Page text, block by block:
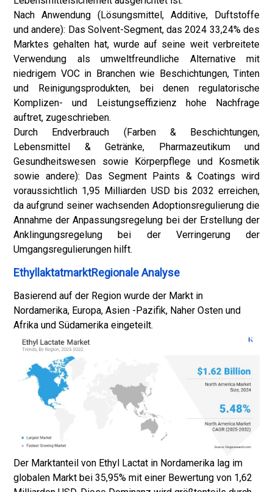
Nach Anwendung (Lösungsmittel, Additive, Duftstoffe
und andere): Das Solvent-Segment, das 2024 33,24% des
Marktes gehalten hat, wurde auf seine weit verbreitete
Verwendung als umweltfreundliche Alternative mit
niedrigem VOC in Branchen wie Beschichtungen, Tinten
und Reinigungsprodukten, bei denen regulatorische
Komplizen- und Leistungseffizienz hohe Nachfrage
auftret, zugeschrieben.
Durch Endverbrauch (Farben & Beschichtungen,
Lebensmittel & Getränke, Pharmazeutikum und
Gesundheitswesen sowie Körperpflege und Kosmetik
sowie andere): Das Segment Paints & Coatings wird
voraussichtlich 1,95 Milliarden USD bis 2032 erreichen,
da aufgrund seiner wachsenden Adoptionsregulierung die
Annahme der Anpassungsregelung bei der Erstellung der
Anklingungsregelung bei der Verringerung der
Umgangsregulierungen hilft.
EthyllaktatmarktRegionale Analyse
Basierend auf der Region wurde der Markt in
Nordamerika, Europa, Asien -Pazifik, Naher Osten und
Afrika und Südamerika eingeteilt.
Der Marktanteil von Ethyl Lactat in Nordamerika lag im
globalen Markt bei 35,95% mit einer Bewertung von 1,62